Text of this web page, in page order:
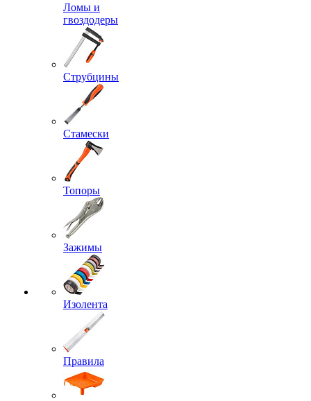
Ломы и
гвоздодеры
Струбцины
Стамески
Топоры
Зажимы
Изолента
Правила